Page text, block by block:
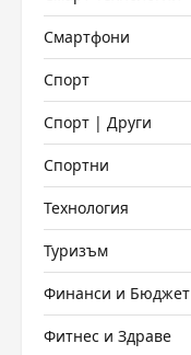
Смартфони
Спорт
Спорт | Други
Спортни
Технология
Туризъм
Финанси и Бюджет
Фитнес и Здраве